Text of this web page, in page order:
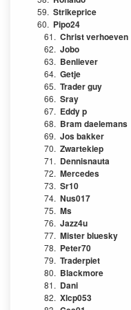
59. Strikeprice
60. Pipo24
61. Christ verhoeven
62. Jobo
63. Benliever
64. Getje
65. Trader guy
66. Sray
67. Eddy p
68. Bram daelemans
69. Jos bakker
70. Zwartekiep
71. Dennisnauta
72. Mercedes
73. Sr10
74. Nus017
75. Ms
76. Jazz4u
77. Mister bluesky
78. Peter70
79. Traderpiet
80. Blackmore
81. Dani
82. Xlcp053